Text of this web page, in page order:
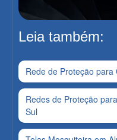
Leia também:
Rede de Proteção
Redes de Proteção
Sul